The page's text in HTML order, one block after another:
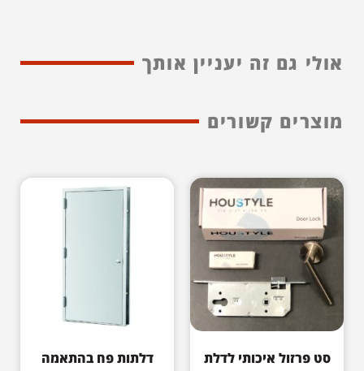
אולי גם זה יעניין אותך
מוצרים קשורים
סט פרזול איכותי לדלת דלתות פח בהתאמה